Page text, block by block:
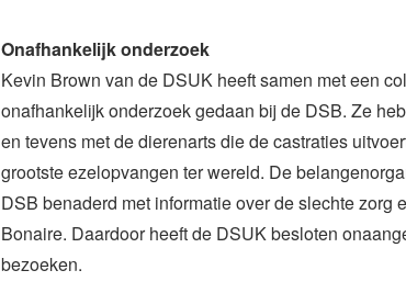
Onafhankelijk onderzoek
Kevin Brown van de DSUK heeft samen met een
onafhankelijk onderzoek gedaan bij de DSB. Ze
en tevens met de dierenarts die de castraties
grootste ezelopvangen ter wereld. De
DSB benaderd met informatie over de slechte zorg
Bonaire. Daardoor heeft de DSUK besloten
bezoeken.